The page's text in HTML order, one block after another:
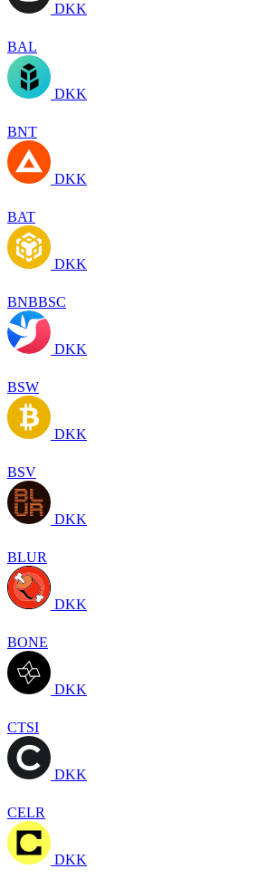
DKK
BAL
DKK
BNT
DKK
BAT
DKK
BNBBSC
DKK
BSW
DKK
BSV
DKK
BLUR
DKK
BONE
DKK
CTSI
DKK
CELR
DKK